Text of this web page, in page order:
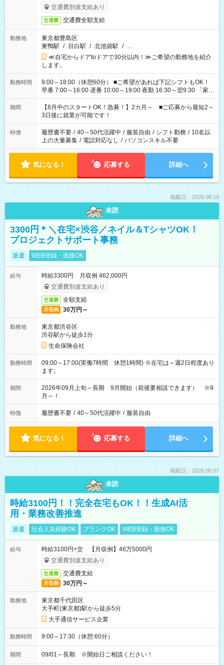
交通費別途支給あり
交通費 交通費全額支給
勤務地
東京都豊島区
巣鴨駅 / 目白駅 / 北池袋駅 / …
≪自宅からドアtoドアで30分以内！≫ご希望の勤務地を紹介
します。
勤務時間
9:00～18:00（休憩60分） ■ご希望があれば下記シフトもOK！
早番 7:00～16:00 遅番 10:00～19:00 夜勤 16:30～翌9:30 「家族
と休みを合わせたい」 「余裕を持って夕飯の準備がしたい」
「できれば残業はしたくない」 など、ご希望を教えてください
ね。 ※Wワーク希望の方へ 今ご覧のお仕事で希望する勤務時間
と、もう1つのお仕事の勤務時間。 合計で週40時間を超える場
合は応募できません。
期間
【8月中のスタートOK！急募！】2カ月～ ■ご応募から最短2～
3日後に就業が可能です！
特徴 履歴書不要 / 40～50代活躍中 / 服装自由 / シフト勤務 / 10名以
上の大量募集 / 電話対応なし / パソコンスキル不要
気になる！ 応募する 詳細へ
掲載日：2026.08.10
未読
3300円＊＼在宅×渋谷／ネイル＆TシャツOK！
プロジェクトサポート事務
派遣 WEB登録・面接OK
給与
時給3300円 月収例 462,000円
交通費別途支給あり
交通費 全額支給
月収例 30万円～
勤務地
東京都渋谷区
渋谷駅から徒歩1分
生命保険会社
勤務時間
09:00～17:00(実働7時間 休憩1時間) ※在宅は～週2日程度あり
ます。
期間
2026年09月上旬～長期 9月開始（前後要相談できます） ※9
月～！
特徴 履歴書不要 / 40～50代活躍中 / 服装自由
気になる！ 応募する 詳細へ
掲載日：2026.08.07
未読
時給3100円！！完全在宅もOK！！生成AI活
用・業務改善推進
派遣 社会人未経験OK ブランクOK WEB登録・面接OK
給与
時給3100円+交 【月収例】46万5000円
交通費別途支給あり
交通費 交通費支給
月収例 30万円～
勤務地
東京都千代田区
大手町(東京都)駅から徒歩5分
大手通信サービス企業
勤務時間 9:00～17:30（休憩:60分）
期間 09/01～長期 ※開始日ご相談ください！